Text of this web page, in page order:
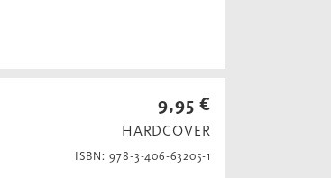
9,95 €
HARDCOVER
ISBN: 978-3-406-63205-1